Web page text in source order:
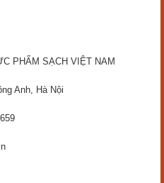
PHẨM SẠCH VIỆT NAM
Anh, Hà Nội